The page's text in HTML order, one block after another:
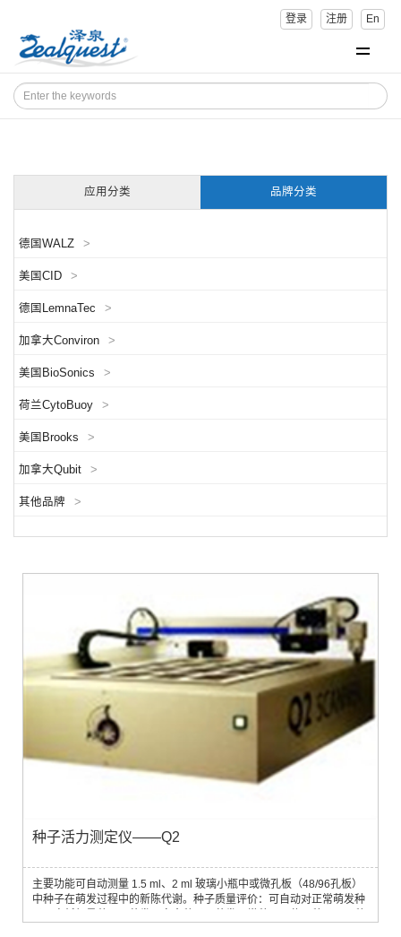
登录 注册 En
应用分类 品牌分类
德国WALZ >
美国CID >
德国LemnaTec >
加拿大Conviron >
美国BioSonics >
荷兰CytoBuoy >
美国Brooks >
加拿大Qubit >
其他品牌 >
种子活力测定仪——Q2
主要功能可自动测量 1.5 ml、2 ml 玻璃小瓶中或微孔板（48/96孔板）
中种子在萌发过程中的新陈代谢。种子质量评价：可自动对正常萌发种